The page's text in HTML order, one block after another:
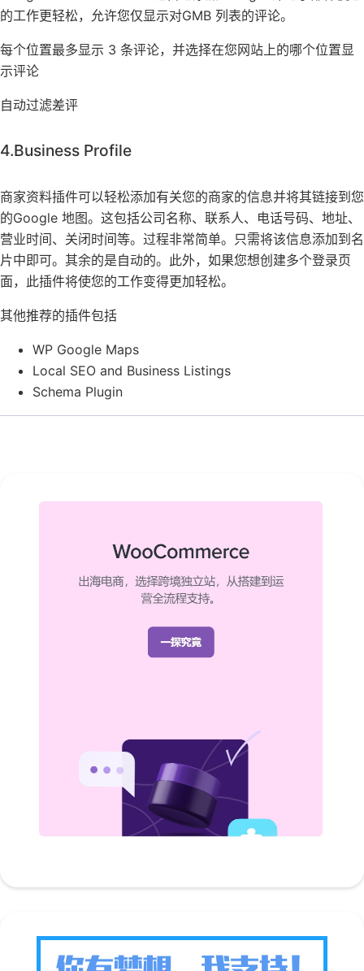
的工作更轻松，允许您仅显示对GMB 列表的评论。
每个位置最多显示 3 条评论，并选择在您网站上的哪个位置显
示评论
自动过滤差评
4.Business Profile
商家资料插件可以轻松添加有关您的商家的信息并将其链接到您
的Google 地图。这包括公司名称、联系人、电话号码、地址、
营业时间、关闭时间等。过程非常简单。只需将该信息添加到名
片中即可。其余的是自动的。此外，如果您想创建多个登录页
面，此插件将使您的工作变得更加轻松。
其他推荐的插件包括
WP Google Maps
Local SEO and Business Listings
Schema Plugin